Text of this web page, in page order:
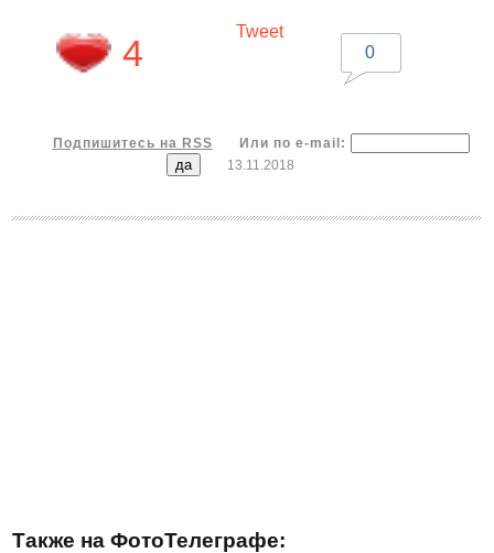
4
Tweet
0
Подпишитесь на RSS
Или по e-mail:
13.11.2018
Также на ФотоТелеграфе: